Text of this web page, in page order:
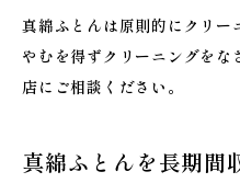
真綿ふとんは原則的にクリー
やむを得ずクリーニングを
店にご相談ください。
真綿ふとんを長期間